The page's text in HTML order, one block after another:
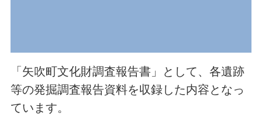
「矢吹町文化財調査報告書」として、各遺跡
等の発掘調査報告資料を収録した内容となっ
ています。